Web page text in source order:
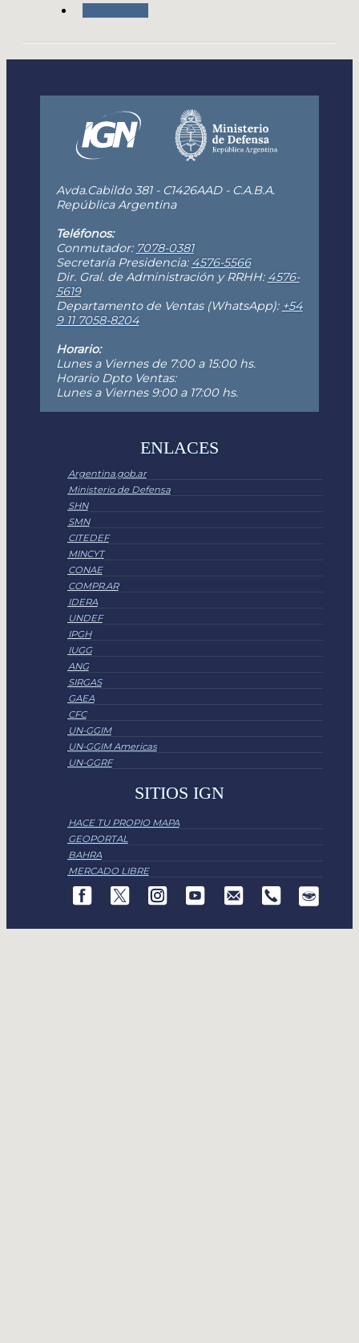
Avda.Cabildo 381 - C1426AAD - C.A.B.A.
República Argentina
Teléfonos:
Conmutador: 7078-0381
Secretaría Presidencia: 4576-5566
Dir. Gral. de Administración y RRHH: 4576-
5619
Departamento de Ventas (WhatsApp): +54
9 11 7058-8204
Horario:
Lunes a Viernes de 7:00 a 15:00 hs.
Horario Dpto Ventas:
Lunes a Viernes 9:00 a 17:00 hs.
ENLACES
Argentina.gob.ar
Ministerio de Defensa
SHN
SMN
CITEDEF
MINCYT
CONAE
COMPR.AR
IDERA
UNDEF
IPGH
IUGG
ANG
SIRGAS
GAEA
CFC
UN-GGIM
UN-GGIM Americas
UN-GGRF
SITIOS IGN
HACE TU PROPIO MAPA
GEOPORTAL
BAHRA
MERCADO LIBRE